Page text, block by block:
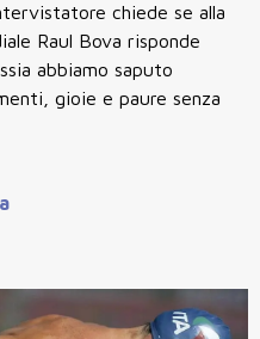
chiede se alla
Raul Bova risponde
abbiamo saputo
gioie e paure senza